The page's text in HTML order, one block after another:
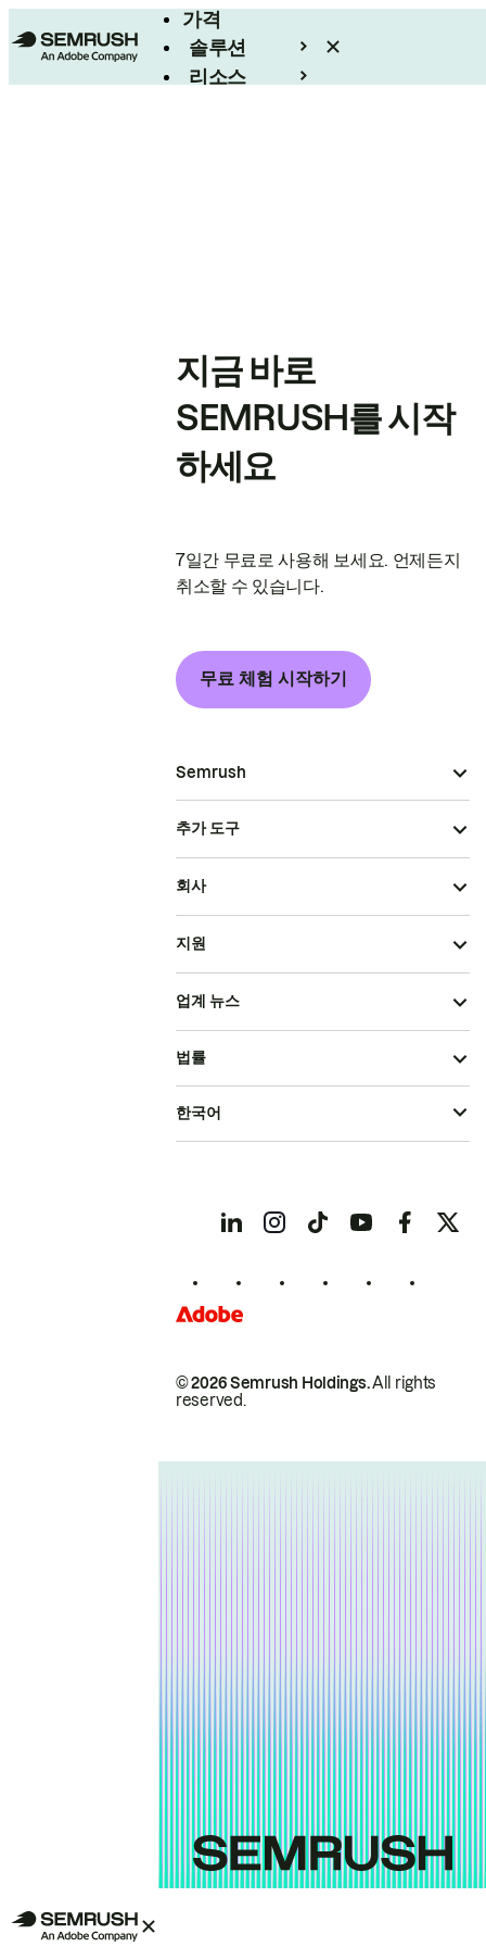
가격
솔루션
리소스
지금 바로
SEMRUSH를 시작
하세요
7일간 무료로 사용해 보세요. 언제든지
취소할 수 있습니다.
무료 체험 시작하기
Semrush
추가 도구
회사
지원
업계 뉴스
© 2026 Semrush Holdings.All rights
reserved.
법률
한국어